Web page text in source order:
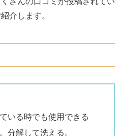
介します。
いる時でも使用できる
分解して洗える。